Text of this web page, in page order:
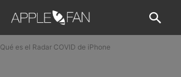
Qué es el Radar COVID de iPhone